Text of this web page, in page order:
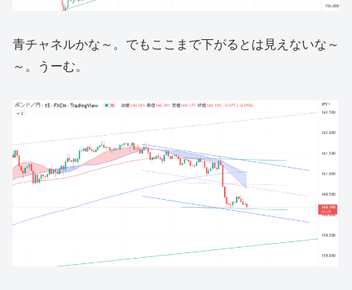
青チャネルかな～。でもここまで下がるとは見えないな～
～。うーむ。